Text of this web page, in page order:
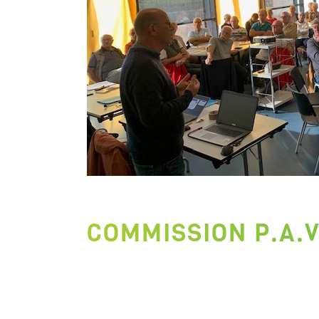
COMMISSION